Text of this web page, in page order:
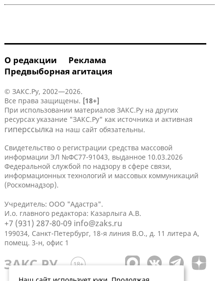
О редакции
Реклама
Предвыборная агитация
© ЗАКС.Ру, 2002—2026.
Все права защищены. [18+]
При использовании материалов ЗАКС.Ру на других
ресурсах указание "ЗАКС.Ру" как источника и активная
гиперссылка на наш сайт обязательны.
Свидетельство о регистрации средства массовой
информации ЭЛ №ФС77-91043, выданное 10.03.2026
Федеральной службой по надзору в сфере связи,
информационных технологий и массовых коммуникаций
(Роскомнадзор).
Учредитель: ООО "Адастра".
И.о. главного редактора: Казарлыга А.В.
+7 (931) 287-80-09 info@zaks.ru
199034, Санкт-Петербург, 18-я линия В.О., д. 11 литера А,
помещ. 3-н, офис 1